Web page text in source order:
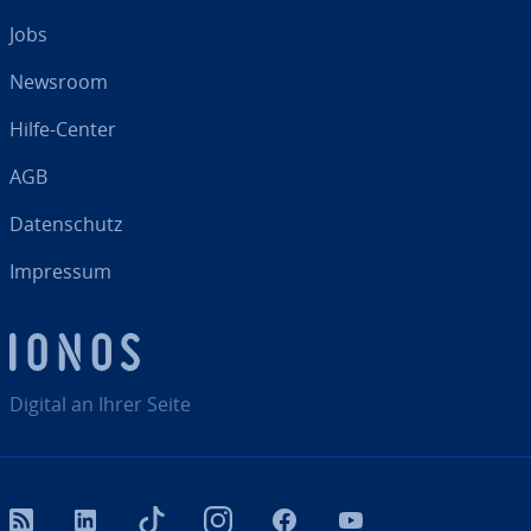
Digital an Ihrer Seite
Jobs
Newsroom
Hilfe-Center
AGB
Da­ten­schutz
Impressum
RSS LinkedIn tiktok InstagramFacebook